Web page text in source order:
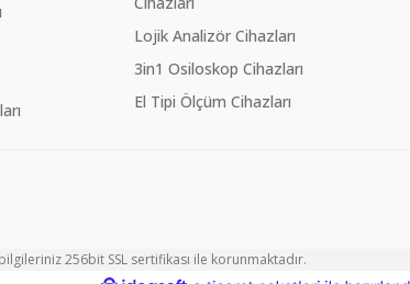
Lojik Analizör Cihazları
3in1 Osiloskop Cihazları
El Tipi Ölçüm Cihazları
256bit SSL sertifikası ile korunmaktadır.